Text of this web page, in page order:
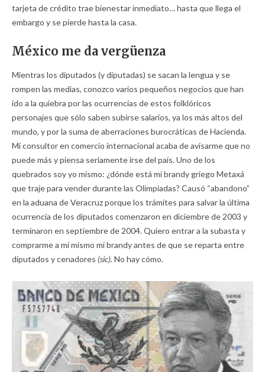
tarjeta de crédito trae bienestar inmediato… hasta que llega el
embargo y se pierde hasta la casa.
México me da vergüenza
Mientras los diputados (y diputadas) se sacan la lengua y se
rompen las medias, conozco varios pequeños negocios que han
ido a la quiebra por las ocurrencias de estos folklóricos
personajes que sólo saben subirse salarios, ya los más altos del
mundo, y por la suma de aberraciones burocráticas de Hacienda.
Mi consultor en comercio internacional acaba de avisarme que no
puede más y piensa seriamente irse del país. Uno de los
quebrados soy yo mismo: ¿dónde está mi brandy griego Metaxá
que traje para vender durante las Olimpiadas? Causó “abandono”
en la aduana de Veracruz porque los trámites para salvar la última
ocurrencia de los diputados comenzaron en diciembre de 2003 y
terminaron en septiembre de 2004. Quiero entrar a la subasta y
comprarme a mí mismo mi brandy antes de que se reparta entre
diputados y cenadores (sic). No hay cómo.